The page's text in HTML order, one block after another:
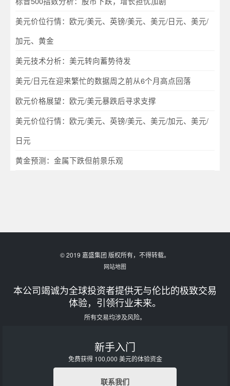
美元价位行情：欧元/美元、英镑/美元、美元/日元、美元/
加元、黄金
美元技术分析：美元转向蓄势待发
美元/日元在迎来繁忙的数据周之前从6个月高点回落
欧元价格展望：欧元/美元暴跌后寻求支撑
美元价位行情：欧元/美元、英镑/美元、美元/加元、美元/
日元
黄金预测：金属下跌但前景乐观
© 2019 嘉盛集团 版权所有，不得转载。
网站地图
本公司竭诚为全球投资者提供无与伦比的极致交易
体验，引领行业未来。
所有交易均涉及风险。
新手入门
免费获得 100,000 美元的体验资金
联系我们